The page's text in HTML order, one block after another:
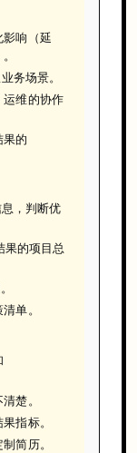
影响（延
务场景。
运维的协作
的
，判断优
果的项目总
单。
楚。
指标。
简历。